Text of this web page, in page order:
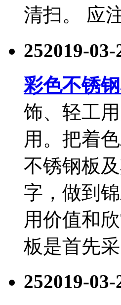
清扫。 应
252019-03-
彩色不锈
饰、轻工
用。把着
不锈钢板
字，做到
用价值和
板是首先采
252019-03-